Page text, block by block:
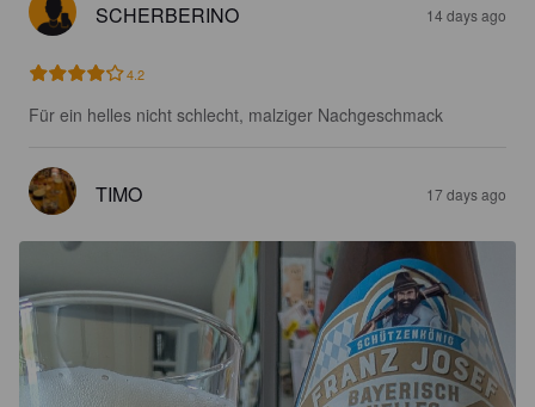
SCHERBERINO 14 days ago
4.2
Für ein helles nicht schlecht, malziger Nachgeschmack
TIMO 17 days ago